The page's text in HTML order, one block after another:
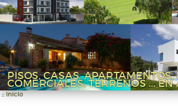
PISOS, CASAS, APARTAMENTOS,
COMERCIALES, TERRENOS ...
::Inicio